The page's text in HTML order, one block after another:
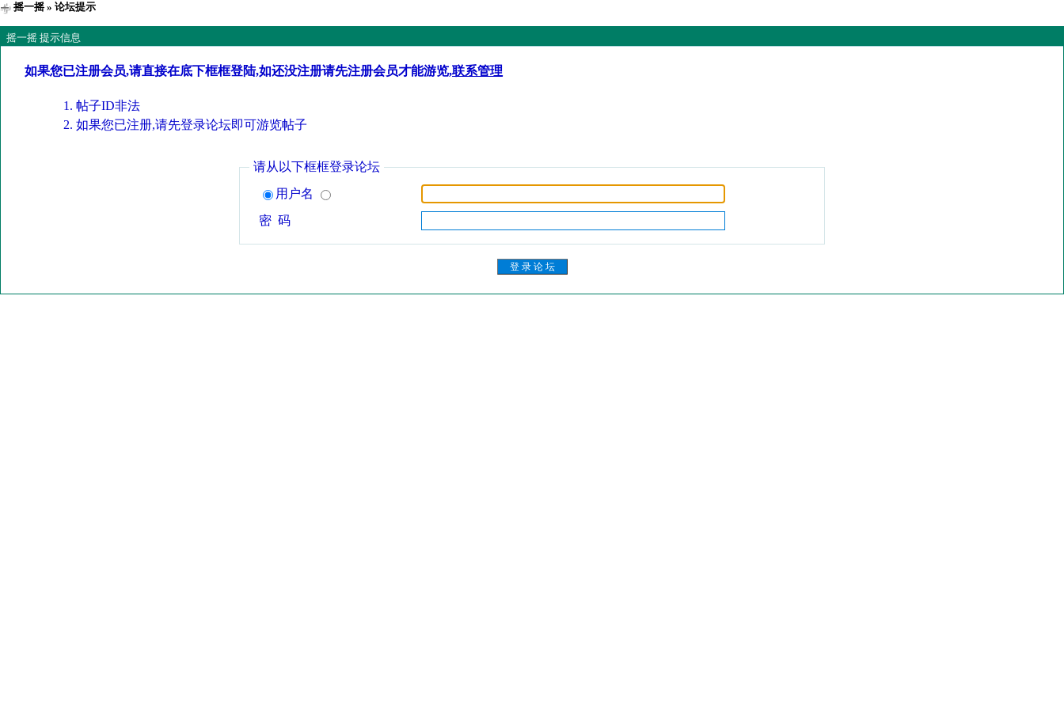
摇一摇» 论坛提示
摇一摇 提示信息
如果您已注册会员,请直接在底下框框登陆,如还没注册请先注册会员才能游览,联系管理
帖子ID非法
如果您已注册,请先登录论坛即可游览帖子
请从以下框框登录论坛
用户名
密 码